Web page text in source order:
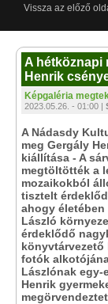
Vissza az előző
A hétköznapi
Henrik
Képgaléria
2023.05.26. - 01:00 |
A Nádasdy
meg Gergály
kiállítása - A
megtöltötték a
mozaikokból
tisztelt
ahogy
László
érdeklődő
könyvtárvezető
fotók
Lászlónak egy-
Henrik